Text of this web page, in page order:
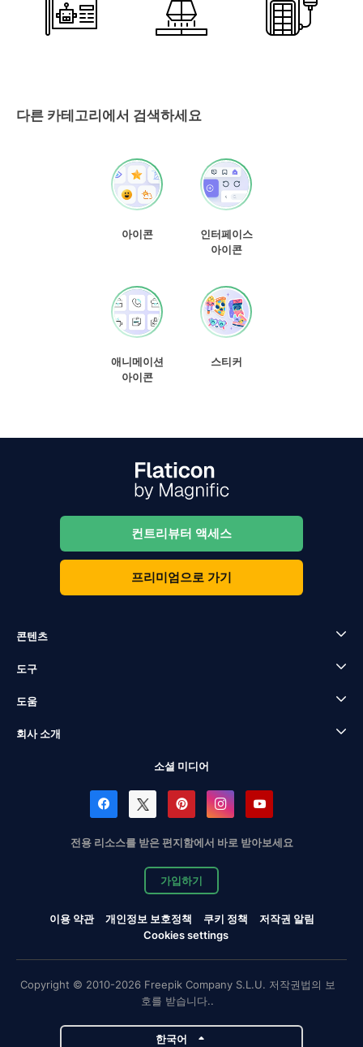
다른 카테고리에서 검색하세요
아이콘
인터페이스
아이콘
애니메이션
아이콘
스티커
컨트리뷰터 액세스
프리미엄으로 가기
콘텐츠
도구
도움
회사 소개
소셜 미디어
전용 리소스를 받은 편지함에서 바로 받아보세요
가입하기
이용 약관 개인정보 보호정책 쿠키 정책
저작권 알림
Cookies settings
Copyright © 2010-2026 Freepik Company S.L.U. 저작권법의 보
호를 받습니다..
한국어